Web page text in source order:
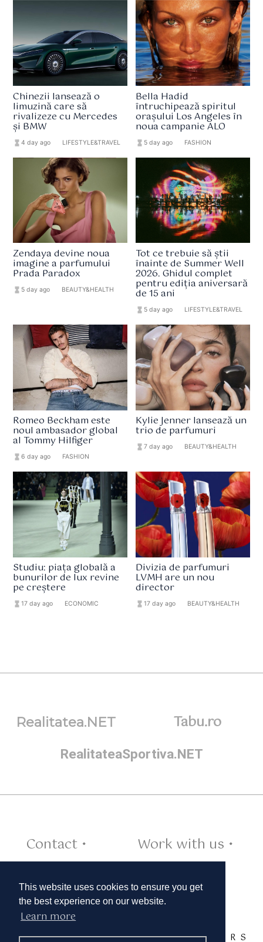
This website uses cookies to ensure you get
the best experience on our website.
Learn more
Chinezii lansează o
limuzină care să
rivalizeze cu Mercedes
și BMW
hourglass_full4 day ago LIFESTYLE&TRAVEL
Bella Hadid
întruchipează spiritul
orașului Los Angeles în
noua campanie ALO
hourglass_full 5 day ago FASHION
Zendaya devine noua
imagine a parfumului
Prada Paradox
hourglass_full 5 day ago BEAUTY&HEALTH
Tot ce trebuie să știi
înainte de Summer Well
2026. Ghidul complet
pentru ediția aniversară
de 15 ani
hourglass_full 5 day ago LIFESTYLE&TRAVEL
Romeo Beckham este
noul ambasador global
al Tommy Hilfiger
hourglass_full6 day ago FASHION
Kylie Jenner lansează un
trio de parfumuri
hourglass_full 7 day ago BEAUTY&HEALTH
Studiu: piața globală a
bunurilor de lux revine
pe creștere
hourglass_full17 day ago ECONOMIC
Divizia de parfumuri
LVMH are un nou
director
hourglass_full 17 day ago BEAUTY&HEALTH
Realitatea.NET Tabu.ro
RealitateaSportiva.NET
Contact •
Work with us •
Cookies •
TAGS:A B C D E F G H I J K L M N O R S